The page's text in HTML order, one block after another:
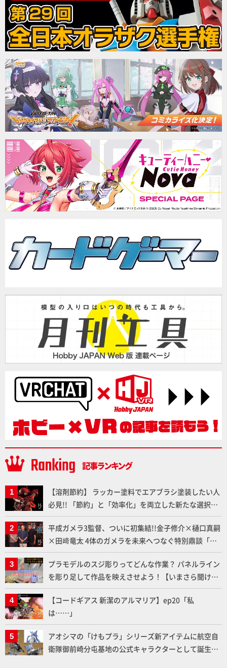
【溶剤節約】 ラッカー塗料でエアブラシ塗装したい人
必見!! 「節約」と「効率化」を両立した新たな選択肢
「カートリッジ式エアーブラシ FLYER-SR2」の使い心
地を「HG ブルーティッシュドッグ」で検証！
平成ガメラ3監督、ついに初集結!!金子修介×樋口真嗣
×田﨑竜太 4体のガメラを未来へつなぐ特別鼎談「ガ
メラ永久保存化プロジェクト FINAL」
プラモデルのスジ彫りってどんな作業？ パネルライン
を彫り足して作品を映えさせよう！【いまさら聞けな
いプラモデルの基礎：スジ彫りとパネルライン】
【コードギアス 新潔のアルマリア】ep20「私
は……」
アオシマの「けもプラ」シリーズ新アイテムに航空自
衛隊御前崎分屯基地の公式キャラクターとして誕生し